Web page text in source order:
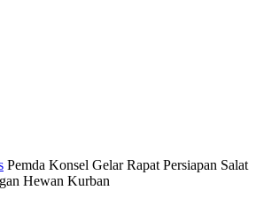
Pemda Konsel Gelar Rapat Persiapan Salat
Hewan Kurban